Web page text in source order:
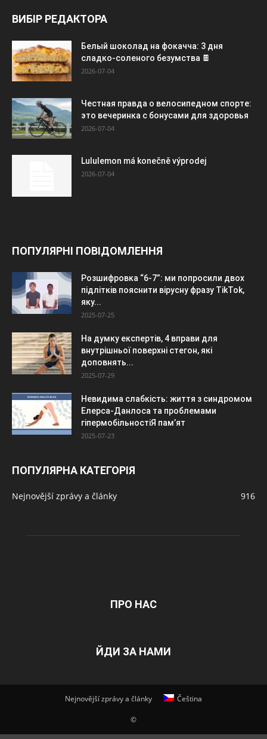
ВИБІР РЕДАКТОРА
Белый шоколад на фокачча: 3 дня
сладко-соленого безумства 🍫
2026-07-04
Честная правда о велосипедном спорте:
это вечеринка с бонусами для здоровья
2026-07-04
Lululemon má konečně výprodej
2026-07-04
ПОПУЛЯРНІ ПОВІДОМЛЕННЯ
Розшифровка “6-7”: ми попросили двох
підлітків пояснити вірусну фразу TikTok,
яку...
2025-07-25
На думку експертів, 4 вправи для
внутрішньої поверхні стегон, які
доповнять...
2025-07-29
Невидима слабкість: життя з синдромом
Елерса-Данлоса та проблемами
гіпермобільностіЯ пам’ят
2025-07-23
ПОПУЛЯРНА КАТЕГОРІЯ
Nejnovější zprávy a články 916
ПРО НАС
ЙДИ ЗА НАМИ
Nejnovější zprávy a články Čeština
©